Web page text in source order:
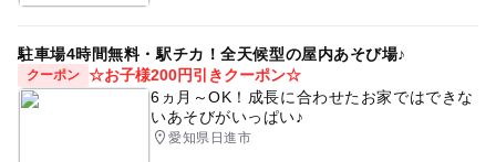
駐車場4時間無料・駅チカ！全天候型の屋内あそび場♪
クーポン ☆お子様200円引きクーポン☆
6ヵ月～OK！成長に合わせたお家ではできな
いあそびがいっぱい♪
愛知県日進市